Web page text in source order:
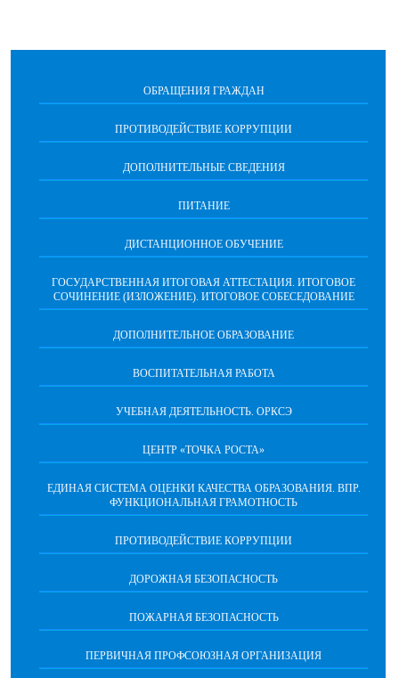
ОБРАЩЕНИЯ ГРАЖДАН
ПРОТИВОДЕЙСТВИЕ КОРРУПЦИИ
ДОПОЛНИТЕЛЬНЫЕ СВЕДЕНИЯ
ПИТАНИЕ
ДИСТАНЦИОННОЕ ОБУЧЕНИЕ
ГОСУДАРСТВЕННАЯ ИТОГОВАЯ АТТЕСТАЦИЯ. ИТОГОВОЕ
СОЧИНЕНИЕ (ИЗЛОЖЕНИЕ). ИТОГОВОЕ СОБЕСЕДОВАНИЕ
ДОПОЛНИТЕЛЬНОЕ ОБРАЗОВАНИЕ
ВОСПИТАТЕЛЬНАЯ РАБОТА
УЧЕБНАЯ ДЕЯТЕЛЬНОСТЬ. ОРКСЭ
ЦЕНТР «ТОЧКА РОСТА»
ЕДИНАЯ СИСТЕМА ОЦЕНКИ КАЧЕСТВА ОБРАЗОВАНИЯ. ВПР.
ФУНКЦИОНАЛЬНАЯ ГРАМОТНОСТЬ
ПРОТИВОДЕЙСТВИЕ КОРРУПЦИИ
ДОРОЖНАЯ БЕЗОПАСНОСТЬ
ПОЖАРНАЯ БЕЗОПАСНОСТЬ
ПЕРВИЧНАЯ ПРОФСОЮЗНАЯ ОРГАНИЗАЦИЯ